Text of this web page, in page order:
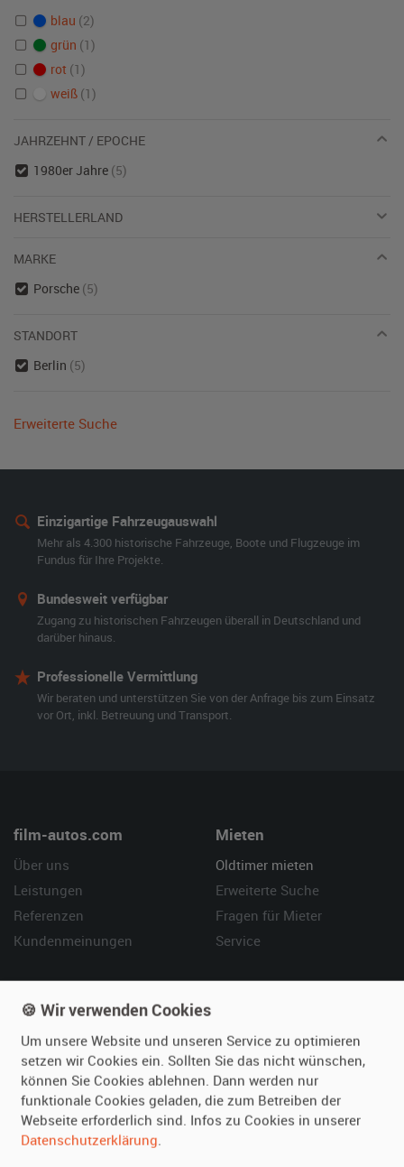
blau (2)
grün (1)
rot (1)
weiß (1)
JAHRZEHNT / EPOCHE
1980er Jahre (5)
HERSTELLERLAND
MARKE
Porsche (5)
STANDORT
Berlin (5)
Erweiterte Suche
Einzigartige Fahrzeugauswahl
Mehr als 4.300 historische Fahrzeuge, Boote und Flugzeuge im
Fundus für Ihre Projekte.
Bundesweit verfügbar
Zugang zu historischen Fahrzeugen überall in Deutschland und
darüber hinaus.
Professionelle Vermittlung
Wir beraten und unterstützen Sie von der Anfrage bis zum Einsatz
vor Ort, inkl. Betreuung und Transport.
film-autos.com
Über uns
Leistungen
Referenzen
Kundenmeinungen
Mieten
Oldtimer mieten
Erweiterte Suche
Fragen für Mieter
Service
Vermieten
Oldtimer anmelden
Fotos senden
Fragen für Vermieter
Inserat verwalten
Hilfe
So funktioniert's
Kontakt
SPECIAL
🍪 Wir verwenden Cookies
Um unsere Website und unseren Service zu optimieren
setzen wir Cookies ein. Sollten Sie das nicht wünschen,
können Sie Cookies ablehnen. Dann werden nur
funktionale Cookies geladen, die zum Betreiben der
Webseite erforderlich sind. Infos zu Cookies in unserer
Datenschutzerklärung.